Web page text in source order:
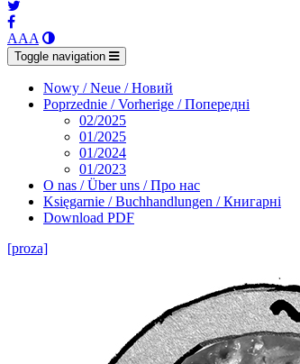
AAA
Toggle navigation
Nowy / Neue / Новий
Poprzednie / Vorherige / Попередні
02/2025
01/2025
01/2024
01/2023
O nas / Über uns / Про нас
Księgarnie / Buchhandlungen / Книгарні
Download PDF
[proza]